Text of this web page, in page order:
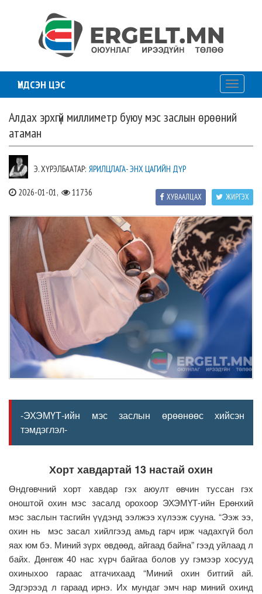
ҮНДСЭН ЦЭС
Toggle
Алдах эрхгүй миллиметр буюу мэс заслын өрөөний
атаман
Э. ХҮРЭЛБААТАР: ЯРИЛЦЛАГА- ЭНХ ЦАГИЙН ДҮР
2026-01-01, 11736 ЖИРГЭХ
ХУВААЛЦАХ
-ЭХЭМҮТ-ийн мэс заслын өрөөнөөс хийсэн
тэмдэглэл-
Хорт хавдартай 13 настай охин
Өндгөвчний хорт хавдар гэх аюулт өвчин туссан гэх
оноштой охин мэс засалд орохоор ЭХЭМҮТ-ийн Ерөнхий
мэс заслын тасгийн үүдэнд ээлжээ хүлээж сууна. “Ээж ээ,
охин нь мэс засал хийлгээд амьд гарч ирж чадахгүй бол
яах юм бэ. Миний зүрх өвдөөд, айгаад байна” гээд уйлаад л
байх. Дөнгөж 40 нас хүрч байгаа болов уу гэмээр хосууд
охиныхоо гараас атгачихаад “Миний охин битгий ай.
Эдгэрээд л гараад ирнэ. Их мундаг эмч нар миний охинд